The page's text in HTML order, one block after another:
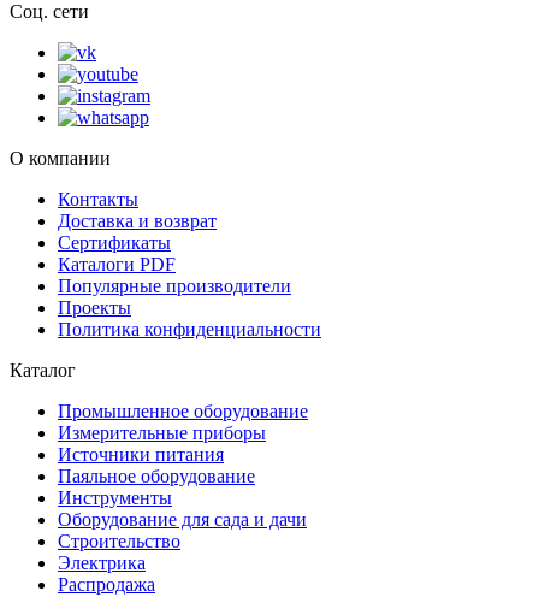
Соц. сети
О компании
Контакты
Доставка и возврат
Сертификаты
Каталоги PDF
Популярные производители
Проекты
Политика конфиденциальности
Каталог
Промышленное оборудование
Измерительные приборы
Источники питания
Паяльное оборудование
Инструменты
Оборудование для сада и дачи
Строительство
Электрика
Распродажа